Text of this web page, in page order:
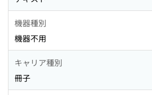
機器種別
機器不用
キャリア種別
冊子